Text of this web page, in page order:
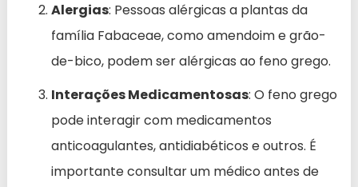
Alergias: Pessoas alérgicas a plantas da
família Fabaceae, como amendoim e grão-
de-bico, podem ser alérgicas ao feno grego.
Interações Medicamentosas: O feno grego
pode interagir com medicamentos
anticoagulantes, antidiabéticos e outros. É
importante consultar um médico antes de